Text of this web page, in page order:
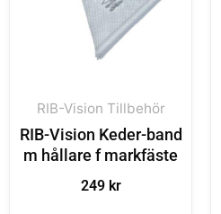
RIB-Vision Tillbehör
RIB-Vision Keder-band
m hållare f markfäste
249 kr